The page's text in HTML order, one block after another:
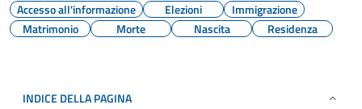
Accesso all'informazione Elezioni
Immigrazione
Matrimonio
Morte Nascita Residenza
INDICE DELLA PAGINA